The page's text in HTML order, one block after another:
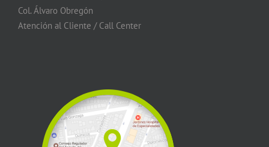
Col. Álvaro Obregón
Atención al Cliente / Call Center